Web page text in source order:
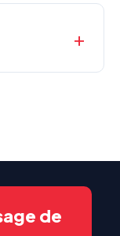
de